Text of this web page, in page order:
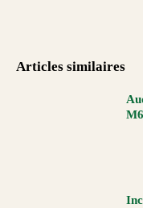
Articles similaires